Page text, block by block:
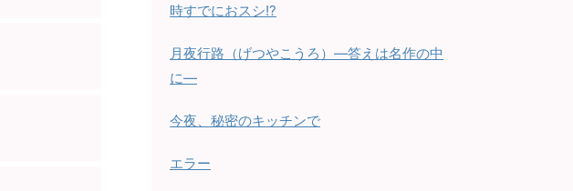
時すでにおスシ!?
月夜行路（げつやこうろ）—答えは名作の中
に—
今夜、秘密のキッチンで
エラー